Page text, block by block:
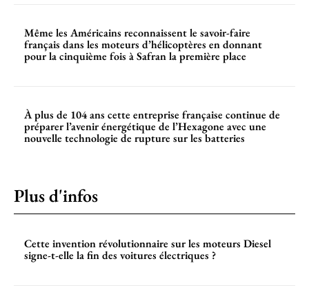
Même les Américains reconnaissent le savoir-faire
français dans les moteurs d’hélicoptères en donnant
pour la cinquième fois à Safran la première place
À plus de 104 ans cette entreprise française continue de
préparer l’avenir énergétique de l’Hexagone avec une
nouvelle technologie de rupture sur les batteries
Plus d'infos
Cette invention révolutionnaire sur les moteurs Diesel
signe-t-elle la fin des voitures électriques ?